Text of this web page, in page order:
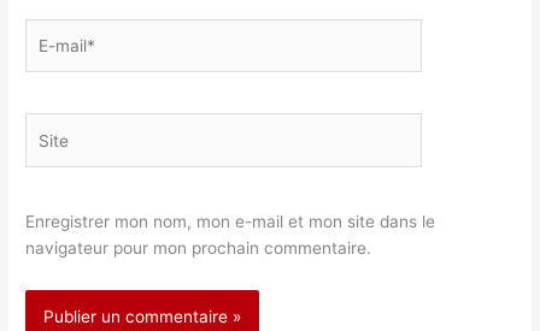
mail*
Enregistrer mon nom, mon e-mail et mon site dans le
navigateur pour mon prochain commentaire.